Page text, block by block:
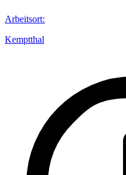
Arbeitsort:
Kemptthal